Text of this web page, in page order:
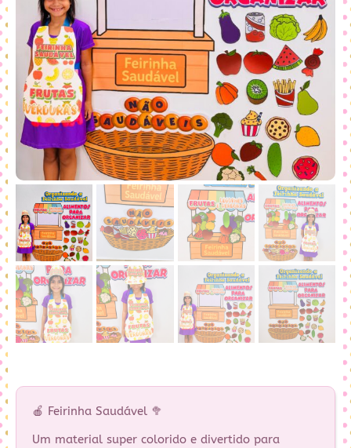
🍎 Feirinha Saudável 🥦
Um material super colorido e divertido para